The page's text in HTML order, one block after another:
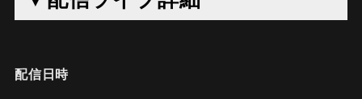
配信日時